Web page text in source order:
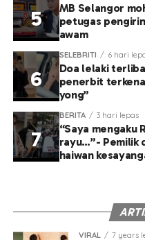
MB Selangor
petugas
awam
SELEBRITI 6 hari
Doa lelaki
penerbit
yong”
BERITA 3 hari lepas
“Saya mengaku
rayu…”- Pemilik
haiwan
VIRAL 7 years